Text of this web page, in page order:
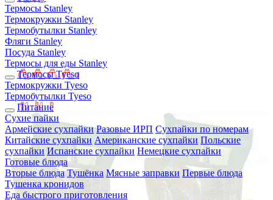
Термосы Stanley
Термокружки Stanley
Термобутылки Stanley
Фляги Stanley
Посуда Stanley
Термосы для еды Stanley
Термосы Tyeso
Термокружки Tyeso
Термобутылки Tyeso
Питание
Сухие пайки
Армейские сухпайки Разовые ИРП Сухпайки по номерам
Китайские сухпайки Американские сухпайки Польские
сухпайки Испанские сухпайки Немецкие сухпайки
Готовые блюда
Вторые блюда Тушёнка Мясные заправки Первые блюда
Тушенка кронидов
Еда быстрого приготовления